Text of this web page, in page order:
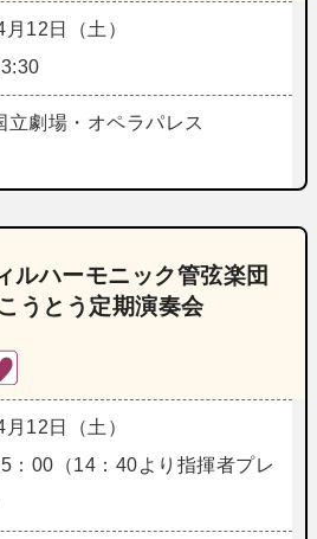
12日（土）
立劇場・オペラパレス
ルハーモニック管弦楽団
うとう定期演奏会
12日（土）
：00（14：40より指揮者プレ